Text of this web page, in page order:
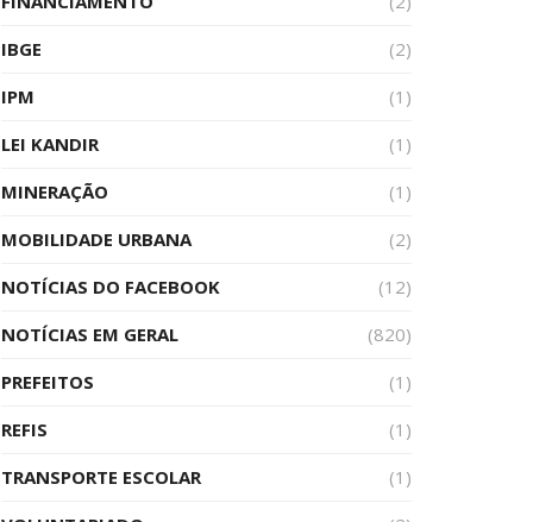
IBGE
(2)
IPM
(1)
LEI KANDIR
(1)
MINERAÇÃO
(1)
MOBILIDADE URBANA
(2)
NOTÍCIAS DO FACEBOOK
(12)
NOTÍCIAS EM GERAL
(820)
PREFEITOS
(1)
REFIS
(1)
TRANSPORTE ESCOLAR
(1)